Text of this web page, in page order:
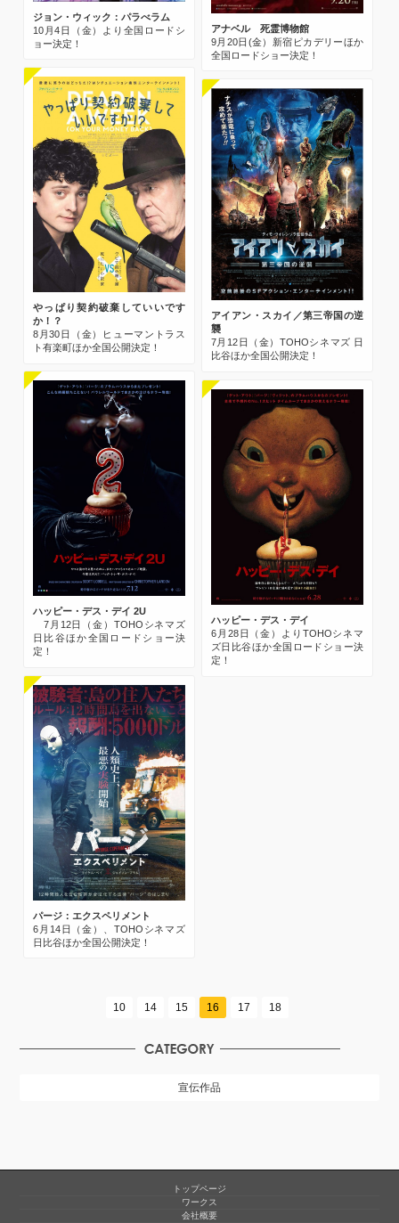
ジョン・ウィック：パラべラム
10月4日（金）より全国ロードシ
ョー決定！
アナベル 死霊博物館
9月20日(金）新宿ピカデリーほか
全国ロードショー決定！
やっぱり契約破棄していいです
か！？
8月30日（金）ヒューマントラス
ト有楽町ほか全国公開決定！
アイアン・スカイ／第三帝国の逆
襲
7月12日（金）TOHOシネマズ 日
比谷ほか全国公開決定！
ハッピー・デス・デイ 2U
7月12日（金）TOHOシネマズ
日比谷ほか全国ロードショー決
定！
ハッピー・デス・デイ
6月28日（金）よりTOHOシネマ
ズ日比谷ほか全国ロードショー決
定！
パージ：エクスペリメント
6月14日（金）、TOHOシネマズ
日比谷ほか全国公開決定！
10 14 15 16 17 18
宣伝作品
トップページ
ワークス
会社概要